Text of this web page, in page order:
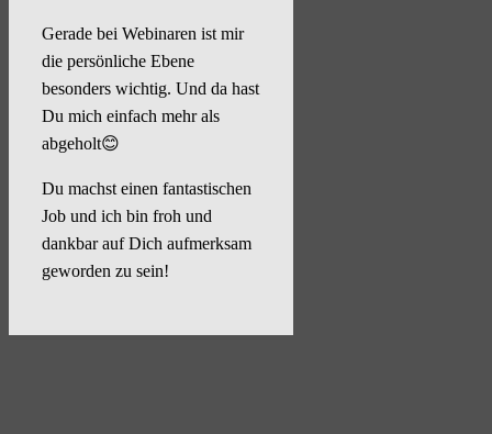
Gerade bei Webinaren ist mir
die persönliche Ebene
besonders wichtig. Und da hast
Du mich einfach mehr als
abgeholt😊
Du machst einen fantastischen
Job und ich bin froh und
dankbar auf Dich aufmerksam
geworden zu sein!